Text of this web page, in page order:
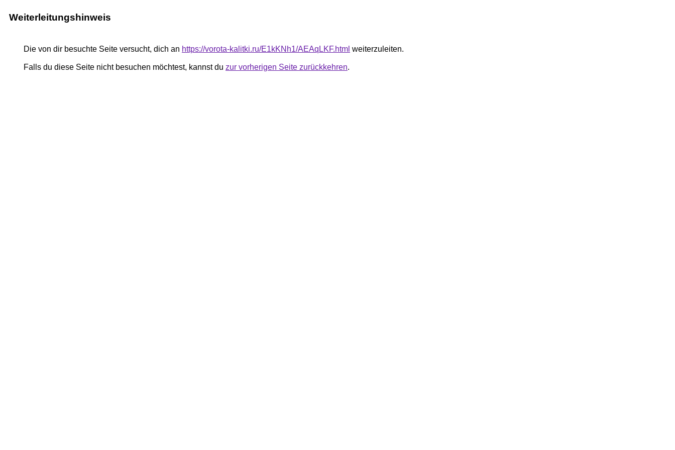
Weiterleitungshinweis
Die von dir besuchte Seite versucht, dich an https://vorota-kalitki.ru/E1kKNh1/AEAqLKF.html weiterzuleiten.
Falls du diese Seite nicht besuchen möchtest, kannst du zur vorherigen Seite zurückkehren.